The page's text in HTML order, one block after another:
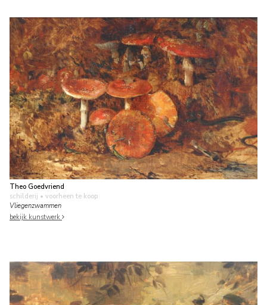
Theo Goedvriend
schilderij • voorheen te koop
Vliegenzwammen
bekijk kunstwerk